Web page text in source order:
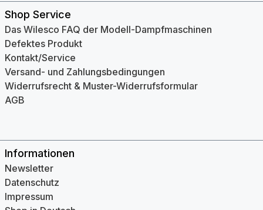
Shop Service
Das Wilesco FAQ der Modell-Dampfmaschinen
Defektes Produkt
Kontakt/Service
Versand- und Zahlungsbedingungen
Widerrufsrecht & Muster-Widerrufsformular
AGB
Informationen
Newsletter
Datenschutz
Impressum